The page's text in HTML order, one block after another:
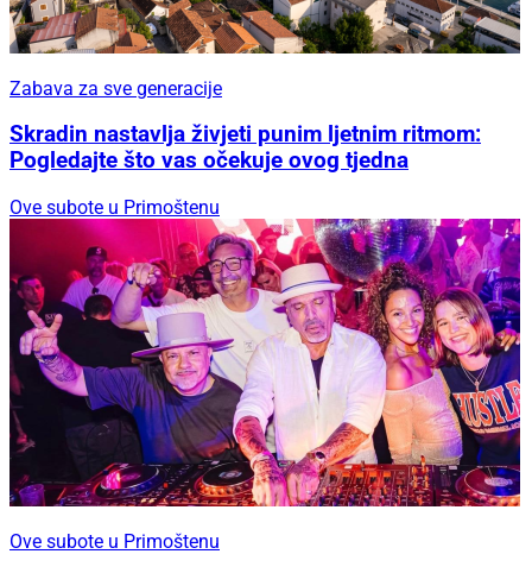
Zabava za sve generacije
Skradin nastavlja živjeti punim ljetnim ritmom:
Pogledajte što vas očekuje ovog tjedna
Ove subote u Primoštenu
Ove subote u Primoštenu